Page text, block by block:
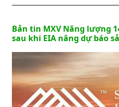
Bản tin MXV Năng lượng
sau khi EIA nâng dự báo